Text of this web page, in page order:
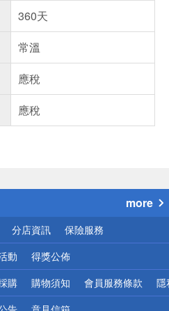
360天
常溫
應稅
應稅
心！
more
分店資訊 保險服務
動 得獎公佈
購 購物須知 會員服務條款 隱